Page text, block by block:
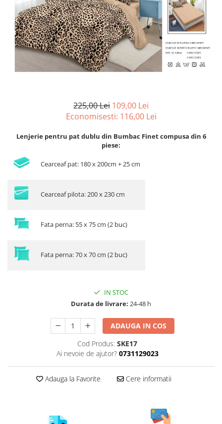
Lenjerii de pat Bumbac Poplin
Lenjerii de pat Catifea
Lenjerii de pat Damasc
Lenjerii de pat Finet + 2 Draperii
Lenjerii de pat Saten 4 piese cu
225,00 Lei 109,00 Lei
Economisesti: 116,00 Lei
Lenjerie pentru pat dublu din Bumbac Finet compusa din 6
piese:
Cearceaf pat: 180 x 200cm + 25 cm
Cearceaf pilota: 200 x 230 cm
Fata perna: 55 x 75 cm (2 buc)
Fata perna: 70 x 70 cm (2 buc)
IN STOC
Durata de livrare: 24-48 h
ADAUGA IN COS
Cod Produs: SKE17
Ai nevoie de ajutor? 0731129023
Adauga la Favorite Cere informatii